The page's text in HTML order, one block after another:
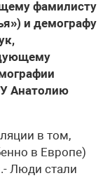
фамилисту
и демографу
Анатолию
в том,
в Европе)
Люди стали